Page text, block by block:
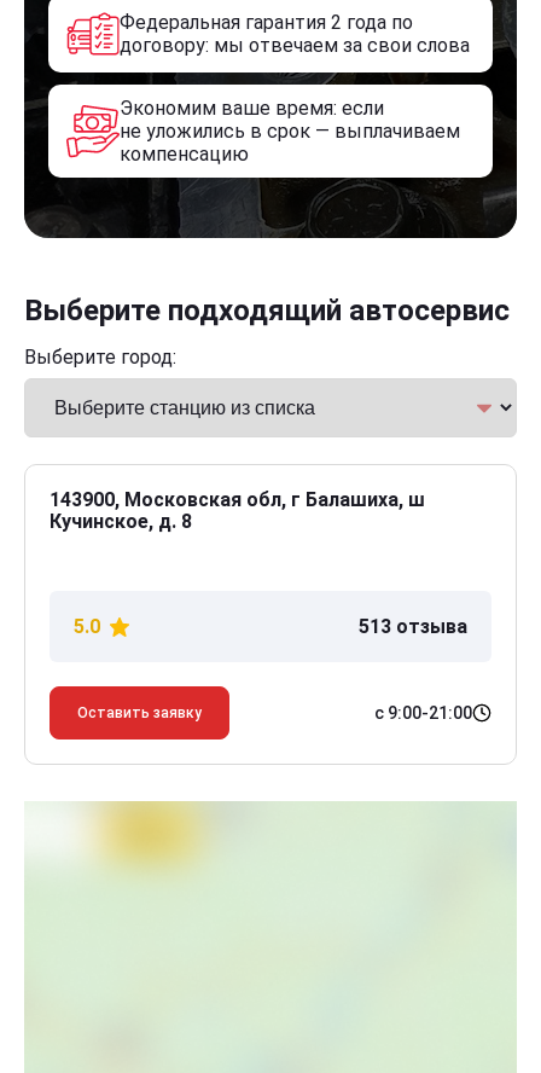
Федеральная гарантия 2 года по
договору: мы отвечаем за свои слова
Экономим ваше время: если
не уложились в срок — выплачиваем
компенсацию
Выберите подходящий автосервис
Выберите город:
143900, Московская обл, г Балашиха, ш
Кучинское, д. 8
5.0 513 отзыва
Оставить заявку с 9:00-21:00